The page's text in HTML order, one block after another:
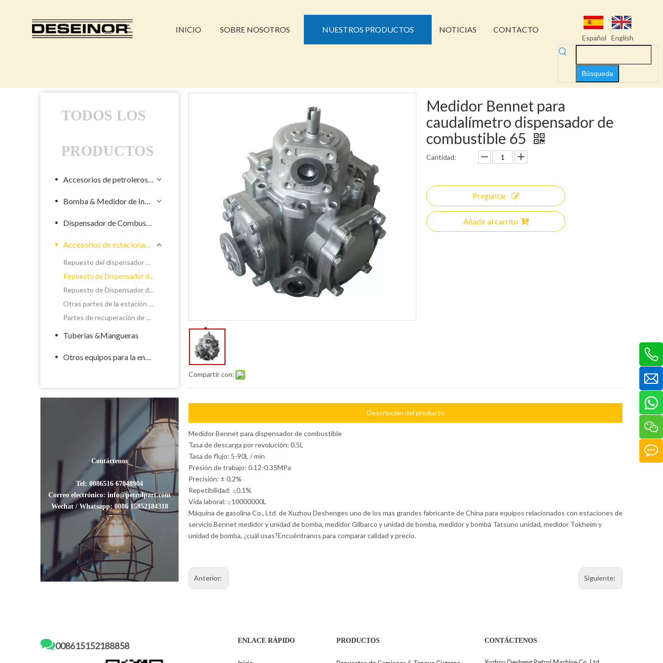
INICIO SOBRE NOSOTROS NUESTROS PRODUCTOS NOTICIAS CONTACTO
Español English
Búsqueda
TODOS LOS
PRODUCTOS
Accesorios de petroleros líquidos
Bomba & Medidor de Industrial
Dispensador de Combustible
Accesorios de estacionamiento de llenado
Repuesto del dispensador de químicos
Repuesto de Dispensador de Combustible
Repuesto de Dispensador de GLP
Otras partes de la estación de servicio
Partes de recuperación de vapor del dispensador
Tuberias &Mangueras
Otros equipos para la energía
Contáctenos
Tel: 0086516 67048904
Correo electrónico: info@petrolpart.com
Wechat / Whatsapp: 0086 15852184318
\"
Compartir con:
Medidor Bennet para
caudalímetro dispensador de
combustible 65
Cantidad:
Preguntar
Añadir al carrito
Descripción del producto
Medidor Bennet para dispensador de combustible
Tasa de descarga por revolución: 0.5L
Tasa de flujo: 5-90L / min
Presión de trabajo: 0.12-0.35MPa
Precisión: ± 0,2%
Repetibilidad: ≤0.1%
Vida laboral: ≥10000000L
Máquina de gasolina Co., Ltd. de Xuzhou Deshenges uno de los mas grandes fabricante de China para equipos relacionados con estaciones de
servicio.Bennet medidor y unidad de bomba, medidor Gilbarco y unidad de bomba, medidor y bomba Tatsuno unidad, medidor Tokheim y
unidad de bomba, ¿cuál usas?Encuéntranos para comparar calidad y precio.
Anterior: Siguiente:
008615152188858 ENLACE RÁPIDO PRODUCTOS CONTÁCTENOS